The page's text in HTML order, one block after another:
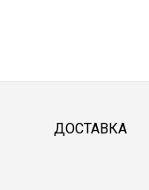
ДОСТАВКА